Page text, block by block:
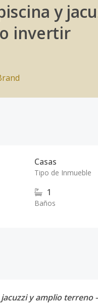
y
invertir
Casas
Tipo de Inmueble
1
Baños
jacuzzi y amplio